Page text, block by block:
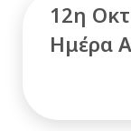
12η
Ημέρα